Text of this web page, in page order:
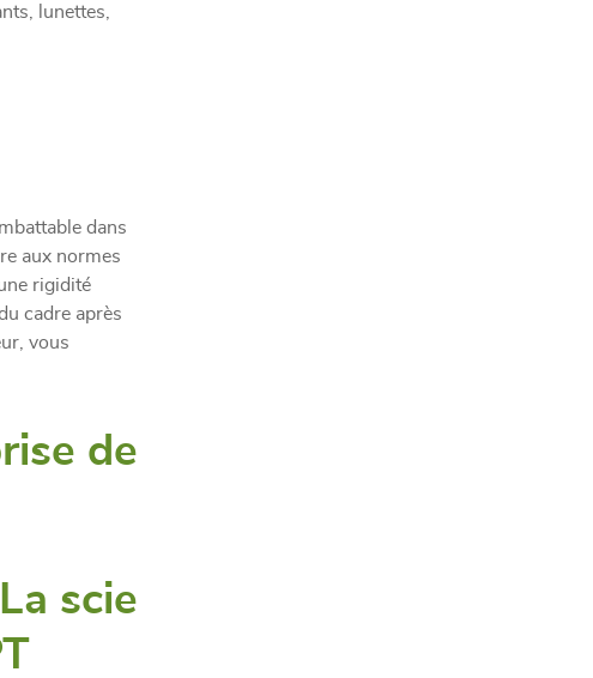
lunettes,
dans
aux normes
rigidité
cadre après
vous
de
scie